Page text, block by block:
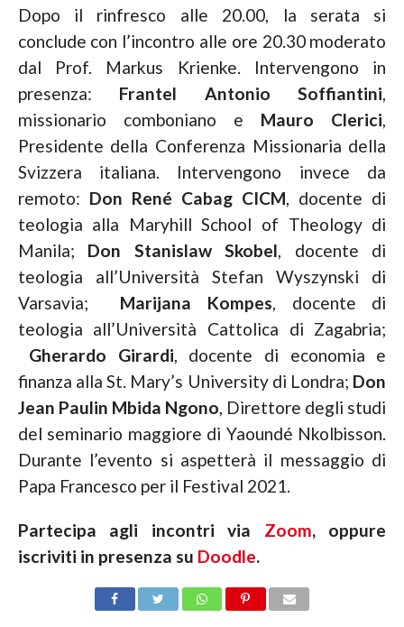
Dopo il rinfresco alle 20.00, la serata si
conclude con l’incontro alle ore 20.30 moderato
dal Prof. Markus Krienke. Intervengono in
presenza: Frantel Antonio Soffiantini,
missionario comboniano e Mauro Clerici,
Presidente della Conferenza Missionaria della
Svizzera italiana. Intervengono invece da
remoto: Don René Cabag CICM, docente di
teologia alla Maryhill School of Theology di
Manila; Don Stanislaw Skobel, docente di
teologia all’Università Stefan Wyszynski di
Varsavia; Marijana Kompes, docente di
teologia all’Università Cattolica di Zagabria;
Gherardo Girardi, docente di economia e
finanza alla St. Mary’s University di Londra; Don
Jean Paulin Mbida Ngono, Direttore degli studi
del seminario maggiore di Yaoundé Nkolbisson.
Durante l’evento si aspetterà il messaggio di
Papa Francesco per il Festival 2021.
Partecipa agli incontri via Zoom, oppure
iscriviti in presenza su Doodle.